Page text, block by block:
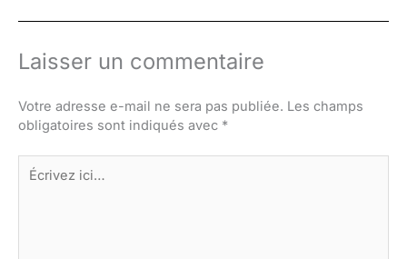
Laisser un commentaire
Votre adresse e-mail ne sera pas publiée. Les champs
obligatoires sont indiqués avec *
Écrivez
ici…